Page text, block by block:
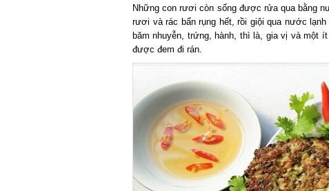
Những con rươi còn sống được rửa qua bằng
rươi và rác bẩn rụng hết, rồi giội qua nước
băm nhuyễn, trứng, hành, thì là, gia vị và một
được đem đi rán.